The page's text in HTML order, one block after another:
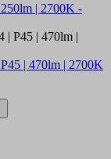
| 2700K -
| 470lm | 2700K